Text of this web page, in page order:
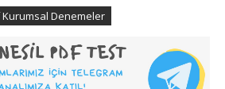
Kurumsal Denemeler